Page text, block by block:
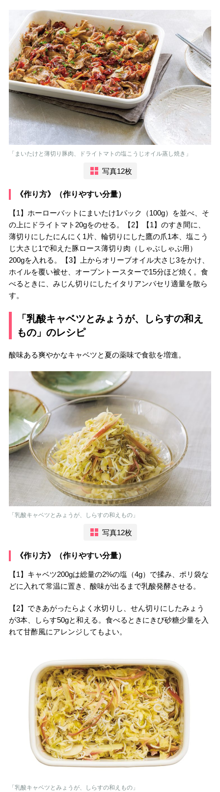
「まいたけと薄切り豚肉、ドライトマトの塩こうじオイル蒸し焼き」
写真12枚
《作り方》（作りやすい分量）
【1】ホーローバットにまいたけ1パック（100g）を並べ、そ
の上にドライトマト20gをのせる。【2】【1】のすき間に、
薄切りにしたにんにく1片、輪切りにした鷹の爪1本、塩こう
じ大さじ1で和えた豚ロース薄切り肉（しゃぶしゃぶ用）
200gを入れる。【3】上からオリーブオイル大さじ3をかけ、
ホイルを覆い被せ、オーブントースターで15分ほど焼く。食
べるときに、みじん切りにしたイタリアンパセリ適量を散ら
す。
「乳酸キャベツとみょうが、しらすの和え
もの」のレシピ
酸味ある爽やかなキャベツと夏の薬味で食欲を増進。
「乳酸キャベツとみょうが、しらすの和えもの」
写真12枚
《作り方》（作りやすい分量）
【1】キャベツ200gは総量の2%の塩（4g）で揉み、ポリ袋な
どに入れて常温に置き、酸味が出るまで乳酸発酵させる。
【2】できあがったらよく水切りし、せん切りにしたみょう
が3本、しらす50gと和える。食べるときにきび砂糖少量を入
れて甘酢風にアレンジしてもよい。
「乳酸キャベツとみょうが、しらすの和えもの」